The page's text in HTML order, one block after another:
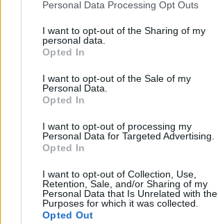
Personal Data Processing Opt Outs
I want to opt-out of the Sharing of my
personal data.
Opted In
I want to opt-out of the Sale of my
Personal Data.
Opted In
I want to opt-out of processing my
Personal Data for Targeted Advertising.
Opted In
I want to opt-out of Collection, Use,
Retention, Sale, and/or Sharing of my
Personal Data that Is Unrelated with the
Purposes for which it was collected.
Opted Out
Scarica riepilogo
stagionale
Giornata Voto FVEntrato Uscito